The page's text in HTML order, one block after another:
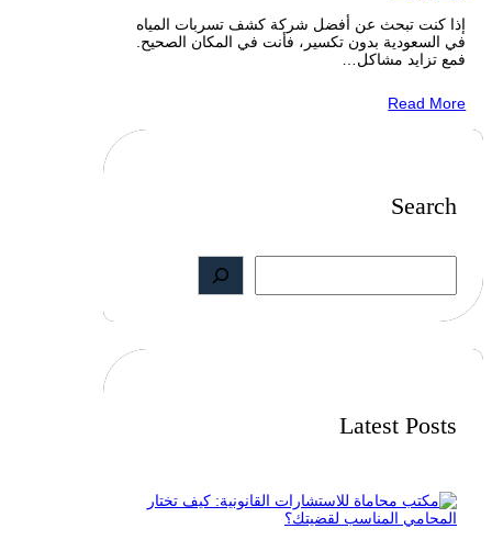
إذا كنت تبحث عن أفضل شركة كشف تسربات المياه
في السعودية بدون تكسير، فأنت في المكان الصحيح.
فمع تزايد مشاكل…
Read More
Search
a
r
Latest Posts